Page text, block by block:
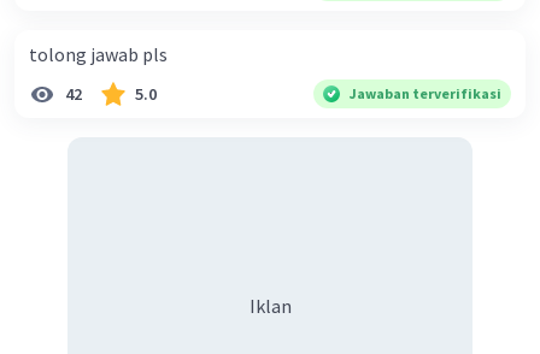
bahasa, dan budaya. Berdasarkan pernyataan tersebut,
apa yang dapat kalian lakukan untuk menjaga
tolong jawab pls
42 5.0 Jawaban terverifikasi
Iklan